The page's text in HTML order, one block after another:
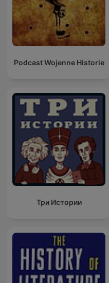
Podcast Wojenne Historie
Три Истории